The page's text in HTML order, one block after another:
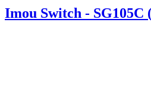
Imou Switch - SG105C